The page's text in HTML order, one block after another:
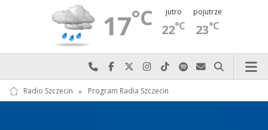
17°C jutro
22°C
pojutrze
23°C
Najlepiej po prostu do nas zadzwoń
Odwiedź nas na Facebook-u
Odwiedź nas na X
Odwiedź nas na Instagram-ie
Odwiedź nas na TikTok-u
Szukaj nas na Spotify
Wyślij do nas
Szukaj
Radio Szczecin » Program Radia Szczecin